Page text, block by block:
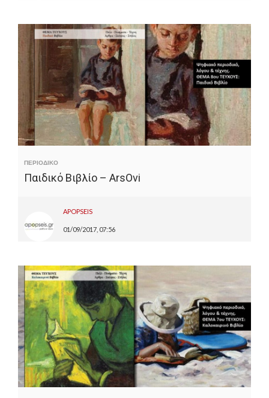
ΠΕΡΙΟΔΙΚΟ
Παιδικό Βιβλίο – ArsOvi
APOPSEIS
01/09/2017, 07:56